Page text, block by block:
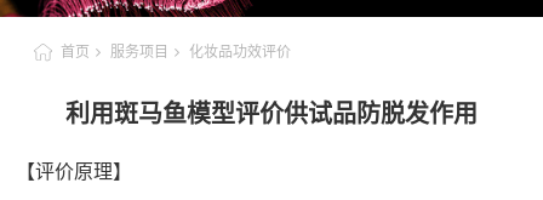
首页 服务项目 化妆品功效评价
利用斑马鱼模型评价供试品防脱发作用
【评价原理】